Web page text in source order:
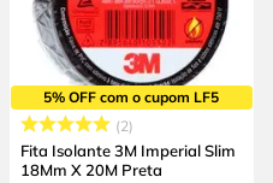
5% OFF com o cupom LF5
2
Fita Isolante 3M Imperial Slim
18Mm X 20M Preta